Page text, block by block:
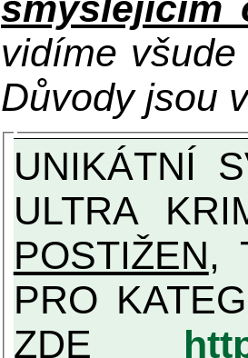
vidíme
Důvody jsou
UNIKÁTNÍ SVĚDECTVÍ ZE SOUČASNOSTI: PŘEDSEDA VLASTIZRÁDNÉ VLÁDY KGB MIMOŘÁDNĚ DETAILNĚ O
ULTRA
POSTIŽEN,
PRO KATEGORII TĚCH VŮBEC
ZDE